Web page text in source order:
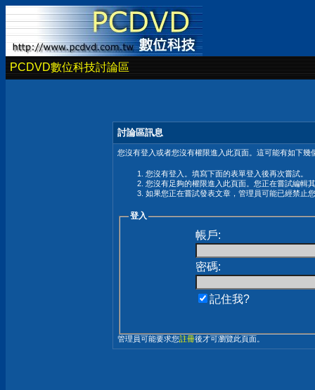
PCDVD數位科技討論區
討論區訊息
您沒有登入或者您沒有權限進入此頁面。這可能有如下幾
您沒有登入。填寫下面的表單登入後再次嘗試。
您沒有足夠的權限進入此頁面。您正在嘗試編輯
如果您正在嘗試發表文章，管理員可能已經禁止
登入
帳戶:
密碼:
記住我?
管理員可能要求您註冊後才可瀏覽此頁面。